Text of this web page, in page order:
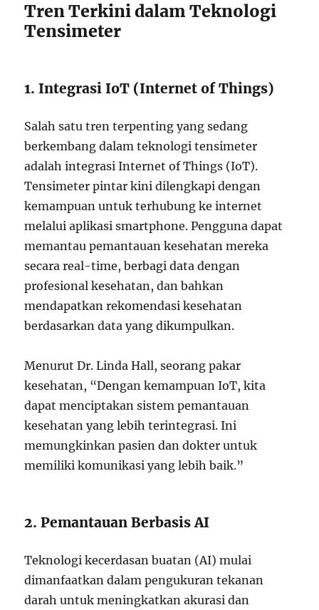
Tren Terkini dalam Teknologi
Tensimeter
1. Integrasi IoT (Internet of Things)
Salah satu tren terpenting yang sedang
berkembang dalam teknologi tensimeter
adalah integrasi Internet of Things (IoT).
Tensimeter pintar kini dilengkapi dengan
kemampuan untuk terhubung ke internet
melalui aplikasi smartphone. Pengguna dapat
memantau pemantauan kesehatan mereka
secara real-time, berbagi data dengan
profesional kesehatan, dan bahkan
mendapatkan rekomendasi kesehatan
berdasarkan data yang dikumpulkan.
Menurut Dr. Linda Hall, seorang pakar
kesehatan, “Dengan kemampuan IoT, kita
dapat menciptakan sistem pemantauan
kesehatan yang lebih terintegrasi. Ini
memungkinkan pasien dan dokter untuk
memiliki komunikasi yang lebih baik.”
2. Pemantauan Berbasis AI
Teknologi kecerdasan buatan (AI) mulai
dimanfaatkan dalam pengukuran tekanan
darah untuk meningkatkan akurasi dan